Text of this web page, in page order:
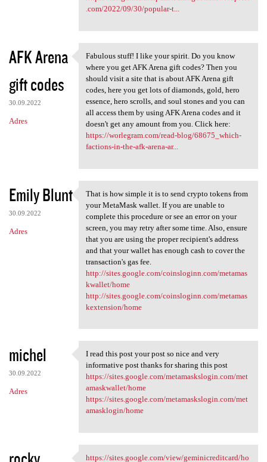
.com/2022/09/30/popular-t...
AFK Arena
gift codes
30.09.2022
Adres
Fabulous stuff! I like your
Fabulous stuff! I like your spirit. Do you know
where you get AFK Arena gift codes? Then you
should visit a site that is about AFK Arena gift
codes, here you get lots of diamonds, gold, hero
essence, hero scrolls, and soul stones and you can
all access them by using AFK Arena codes and it
doesn't get any amount from you. Click here:
https://worlegram.com/read-blog/68675_which-
factions-in-the-afk-arena-ar...
Emily Blunt
30.09.2022
Adres
That is how simple it is to
That is how simple it is to send crypto tokens from
your MetaMask wallet. If you are unable to
complete this procedure or see an error on your
screen, you may retry after some time. Also, ensure
that you are using the proper recipient's address
and that your wallet has enough cash to cover the
transaction's gas fee.
http://sites.google.com/coinsloginn.com/metamas
kwallet/home
http://sites.google.com/coinsloginn.com/metamas
kextension/home
michel
30.09.2022
Adres
I read this post your post so
I read this post your post so nice and very
informative post thanks for sharing this post
https://sites.google.com/metamaskslogin.com/met
amaskwallet/home
https://sites.google.com/metamaskslogin.com/met
amasklogin/home
https://sites.google.com/view/geminicreditcard/ho